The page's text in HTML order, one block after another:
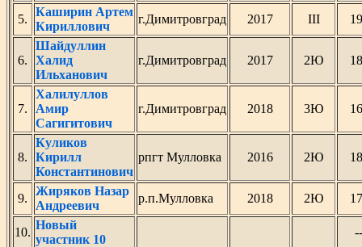
5.
Каширин Артем
Кириллович
г.Димитровград 2017 III
6.
Шайдуллин
Халид
Ильханович
г.Димитровград 2017 2Ю
7.
Халилуллов
Амир
Сагигитович
г.Димитровград 2018 3Ю
8.
Куликов
Кирилл
Константинович
рпгт Мулловка 2016 2Ю
9.
Жиряков Назар
Андреевич
р.п.Мулловка 2018 2Ю
10.
Новый
участник 10